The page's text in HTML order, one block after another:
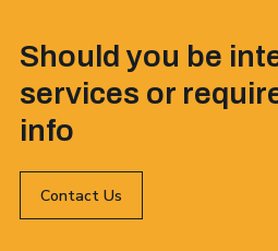
Should you be
services or
info
Contact Us